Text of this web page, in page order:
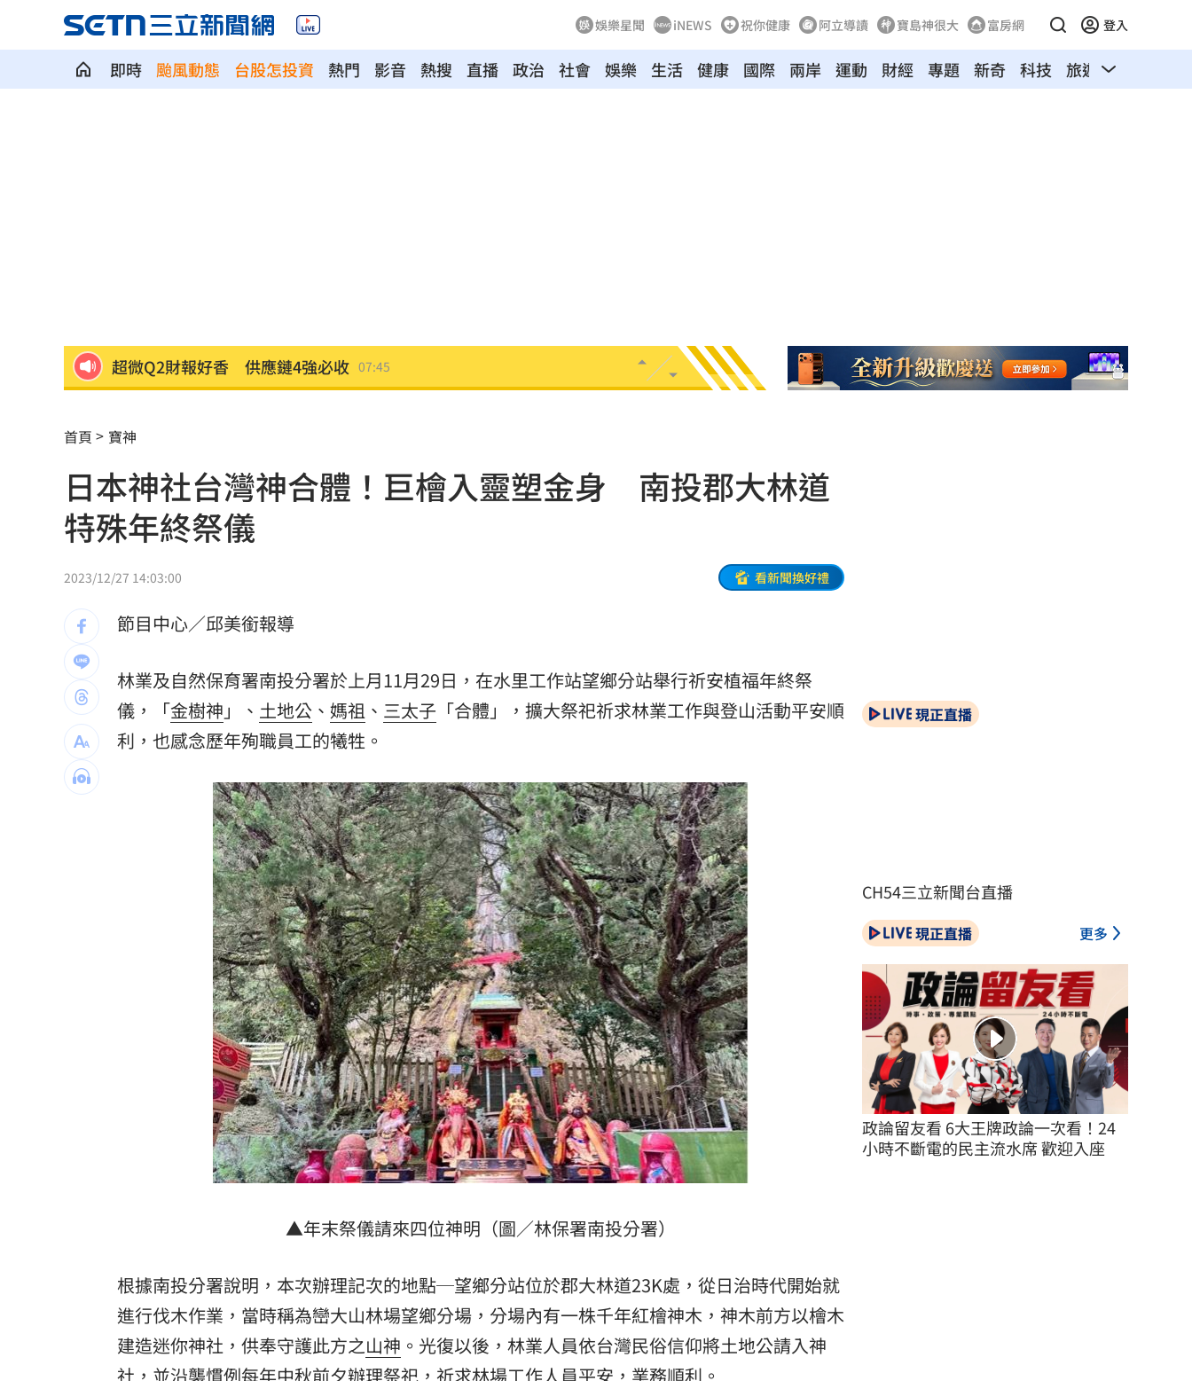
娛樂星聞 iNEWS 祝你健康 阿立導讀 寶島神很大 富房網 登入
即時 颱風動態 台股怎投資 熱門 影音 熱搜 直播 政治 社會 娛樂 生活 健康 國際 兩岸 運動 財經 專題 新奇 科技 旅遊 汽車
猥褻女同事…變態保全：幫妳克服心理障礙
鄭麗文捐熊本100萬 小粉紅抓1細節轟辱華
獨／擁上千萬資產 70歲大咖男星公布遺囑 07:31
休旅車65萬有找 還標配通風座椅
白海豚最新各國路徑曝 從這登陸直衝中國
家族沒人活過50歲 蔣友柏駁鉅額家產傳聞
駐英代表處99Ｋ徵才 工作內容曝網酸爆 07:03
漢光首日出包！主戰車噴裝…居民撿到零件
福原愛爆中國錄影內幕 小粉紅：忘恩負義 06:51
白海豚颱風「明恐發海警」 全台炸雨3天 06:48
CSP資本支出超8800億鎂 ASIC補台廠18強 06:45
SpaceX財報發布 股價暴跌13.6%蒸發逾7兆 06:41
台灣彩券開獎直播中 20:31
LIVE三立+24小時直播 15:27
三立iNEWS新聞台線上直播 18:00
市場到酒場料理！可果美蕃茄醬創無限可能 12:00
父親節送會拉筋的按摩椅 爸爸「筋歡喜」 18:00
油品食安事件引關注 挑選保健食品要注意 13:00
罕病博士彭士齊 輪椅上的生命覺醒！ 11:00
首頁 寶神
日本神社台灣神合體！巨檜入靈塑金身 南投郡大林道
特殊年終祭儀
2023/12/27 14:03:00 看新聞換好禮
節目中心／邱美銜報導
林業及自然保育署南投分署於上月11月29日，在水里工作站望鄉分站舉行祈安植福年終祭
儀，「金樹神 」、 土地公 、 媽祖 、 三太子 「合體」，擴大祭祀祈求林業工作與登山活動平安順
利，也感念歷年殉職員工的犧牲。
▲年末祭儀請來四位神明（圖／林保署南投分署）
根據南投分署說明，本次辦理記次的地點─望鄉分站位於郡大林道23K處，從日治時代開始就
進行伐木作業，當時稱為巒大山林場望鄉分場，分場內有一株千年紅檜神木，神木前方以檜木
建造迷你神社，供奉守護此方之山神 。光復以後，林業人員依台灣民俗信仰將土地公請入神
社，並沿襲慣例每年中秋前夕辦理祭祀，祈求林場工作人員平安，業務順利。
現正直播
CH54三立新聞台直播
現正直播 更多
政論留友看 6大王牌政論一次看！24
小時不斷電的民主流水席 歡迎入座